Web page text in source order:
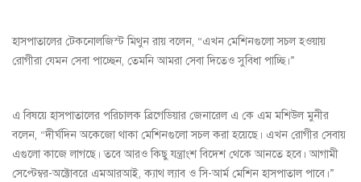
হাসপাতালের টেকনোলজিস্ট মিথুন রায় বলেন, “এখন মেশিনগুলো সচল হওয়ায়
রোগীরা যেমন সেবা পাচ্ছেন, তেমনি আমরা সেবা দিতেও সুবিধা পাচ্ছি।”
এ বিষয়ে হাসপাতালের পরিচালক ব্রিগেডিয়ার জেনারেল এ কে এম মশিউল মুনীর
বলেন, “দীর্ঘদিন অকেজো থাকা মেশিনগুলো সচল করা হয়েছে। এখন রোগীর সেবায়
এগুলো কাজে লাগছে। তবে আরও কিছু যন্ত্রাংশ বিদেশ থেকে আনতে হবে। আগামী
সেপ্টেম্বর-অক্টোবরে এমআরআই, ক্যাথ ল্যাব ও সি-আর্ম মেশিন হাসপাতাল পাবে।”